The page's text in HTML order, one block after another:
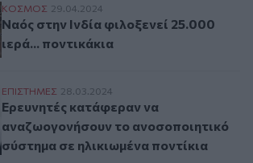
Ναός στην Ινδία φιλοξενεί 25.000 ιερά...
ΚΟΣΜΟΣ 29.04.2024
Ναός στην Ινδία φιλοξενεί 25.000
ιερά... ποντικάκια
Ερευνητές κατάφεραν να
ΕΠΙΣΤΗΜΕΣ 28.03.2024
Ερευνητές κατάφεραν να
αναζωογονήσουν το ανοσοποιητικό
σύστημα σε ηλικιωμένα ποντίκια